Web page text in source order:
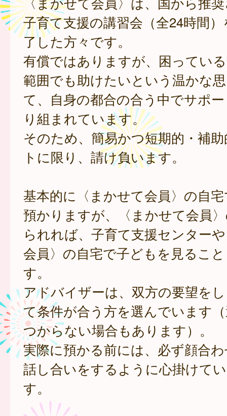
子育て支援の講習会（全24時間
了した方々です。
有償ではありますが、困ってい
範囲でも助けたいという温かな
て、自身の都合の合う中でサポ
り組まれています。
そのため、簡易かつ短期的・補
トに限り、請け負います。
基本的に〈まかせて会員〉の自
預かりますが、〈まかせて会員
られれば、子育て支援センター
会員〉の自宅で子どもを見るこ
す。
アドバイザーは、双方の要望を
て条件が合う方を選んでいます
つからない場合もあります）。
実際に預かる前には、必ず顔合
話し合いをするように心掛けて
す。